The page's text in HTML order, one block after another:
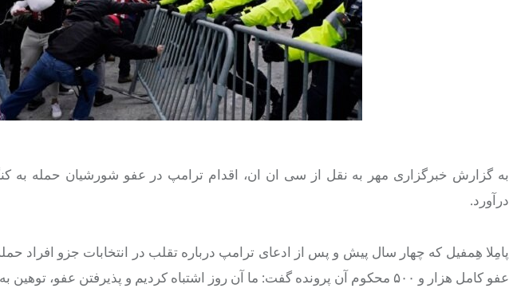
به گزارش خبرگزاری مهر به نقل از سی ان ان، اقدام ترامپ در عفو شورشیان حمله به
درآورد.
پامِلا هِمفیل که چهار سال پیش و پس از ادعای ترامپ درباره تقلب در انتخابات جزو افراد
عفو کامل هزار و ۵۰۰ محکوم آن پرونده گفت: ما آن روز اشتباه کردیم و پذیرفتن عفو، توهین به پلیس، حاکمیت قانون و مردم آمریکاست.